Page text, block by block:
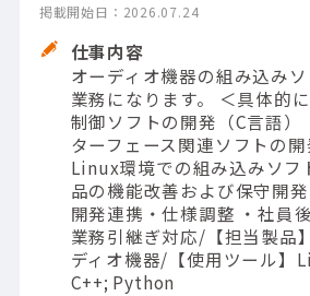
掲載開始日：2026.07.24
仕事内容
オーディオ機器の組み込み
業務になります。 ＜具体的
制御ソフトの開発（C言語）
ターフェース関連ソフトの開
Linux環境での組み込みソフ
品の機能改善および保守開
開発連携・仕様調整 ・社員
業務引継ぎ対応/【担当製品
ディオ機器/【使用ツール】
C++; Python